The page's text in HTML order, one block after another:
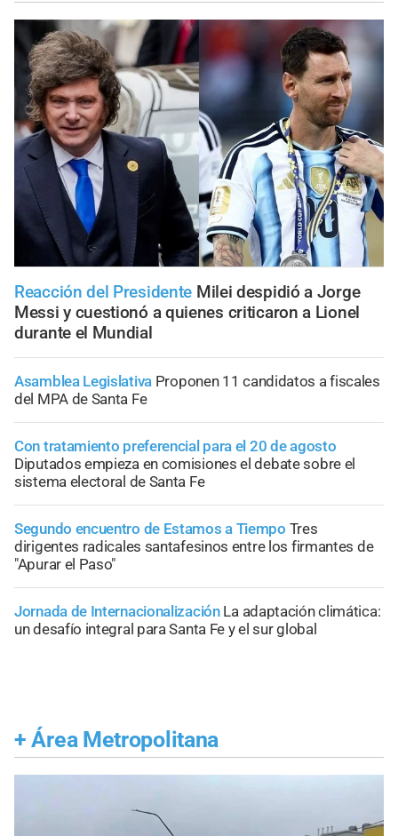
Reacción del Presidente Milei despidió a Jorge
Messi y cuestionó a quienes criticaron a Lionel
durante el Mundial
Asamblea Legislativa Proponen 11 candidatos a fiscales
del MPA de Santa Fe
Con tratamiento preferencial para el 20 de agosto
Diputados empieza en comisiones el debate sobre el
sistema electoral de Santa Fe
Segundo encuentro de Estamos a Tiempo Tres
dirigentes radicales santafesinos entre los firmantes de
"Apurar el Paso"
Jornada de Internacionalización La adaptación climática:
un desafío integral para Santa Fe y el sur global
+ Área Metropolitana